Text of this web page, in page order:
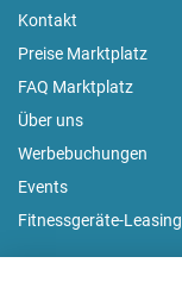
Kontakt
Preise Marktplatz
FAQ Marktplatz
Über uns
Werbebuchungen
Events
Fitnessgeräte-Leasing